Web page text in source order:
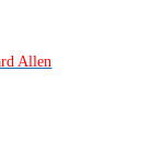
Allen